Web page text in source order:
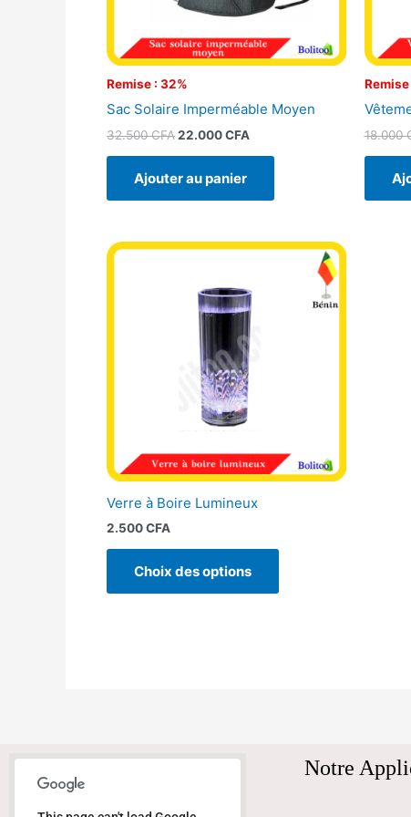
Remise : 32%
Sac Solaire Imperméable Moyen
32.500CFA22.000CFA
Ajouter au panier
Remise
18.000
Verre à Boire Lumineux
2.500CFA
Choix des options
Ce
produit
sur
Notre